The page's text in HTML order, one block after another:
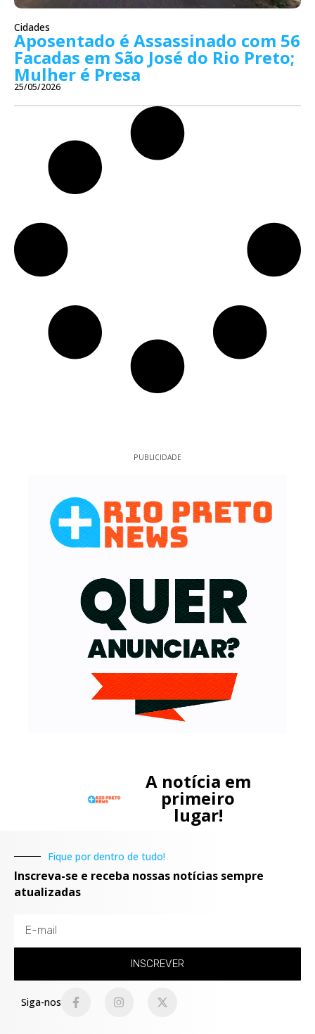
Cidades
Aposentado é Assassinado com 56
Facadas em São José do Rio Preto;
Mulher é Presa
25/05/2026
PUBLICIDADE
A notícia em
primeiro
lugar!
Fique por dentro de tudo!
Inscreva-se e receba nossas notícias sempre
atualizadas
INSCREVER
Siga-nos